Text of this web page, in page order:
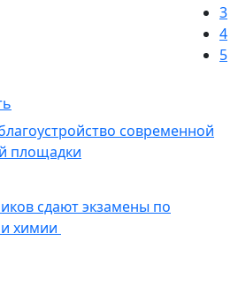
3
4
5
современной
площадки
сдают экзамены по
химии